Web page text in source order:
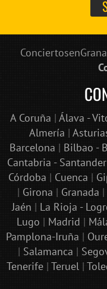
A Coruña | Álava -
Almería |
Barcelona | Bilbao -
Cantabria - Santander
Córdoba | Cuenca |
| Girona | Granada |
Jaén | La Rioja -
Lugo | Madrid |
Pamplona-Iruña |
| Salamanca |
Tenerife| Teruel|